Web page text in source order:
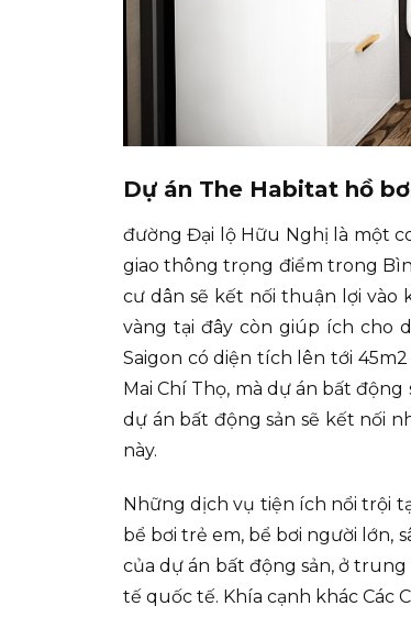
Dự án The Habitat hồ
đường Đại lộ Hữu Nghị là một
giao thông trọng điểm trong
cư dân sẽ kết nối thuận lợi
vàng tại đây còn giúp ích cho
Saigon có diện tích lên tới
Mai Chí Thọ, mà dự án bất
dự án bất động sản sẽ kết nối
này.
Những dịch vụ tiện ích nổi trội
bể bơi trẻ em, bể bơi người lớn,
của dự án bất động sản, ở
tế quốc tế. Khía cạnh khác Các